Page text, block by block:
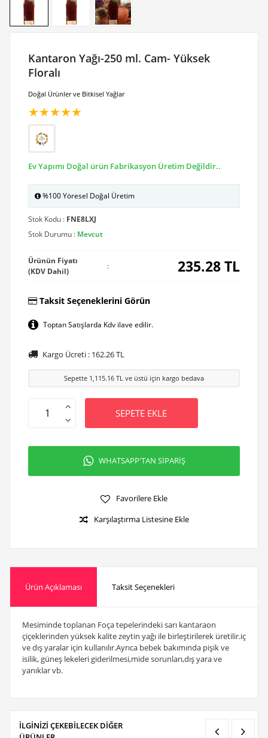
Kantaron Yağı-250 ml. Cam- Yüksek
Floralı
Doğal Ürünler ve Bitkisel Yağlar
★★★★★
Ev Yapımı Doğal ürün Fabrikasyon Üretim Değildir..
%100 Yöresel Doğal Üretim
Stok Kodu : FNE8LXJ
Stok Durumu : Mevcut
Ürünün Fiyatı
(KDV Dahil)
235.28 TL
Taksit Seçeneklerini Görün
Toptan Satışlarda Kdv ilave edilir.
Kargo Ücreti :
SEPETE EKLE
WHATSAPP'TAN SİPARİŞ
Favorilere Ekle
Karşılaştırma Listesine Ekle
Ürün Açıklaması Taksit Seçenekleri
Mesiminde toplanan Foça tepelerindeki sarı kantaraon
çiçeklerinden yüksek kalite zeytin yağı ile birleştirilerek üretilir.iç
ve dış yaralar için kullanılır.Ayrıca bebek bakımında pişik ve
isilik, güneş lekeleri giderilmesi,mide sorunları,dış yara ve
yanıklar vb.
İLGİNİZİ ÇEKEBİLECEK DİĞER
ÜRÜNLER